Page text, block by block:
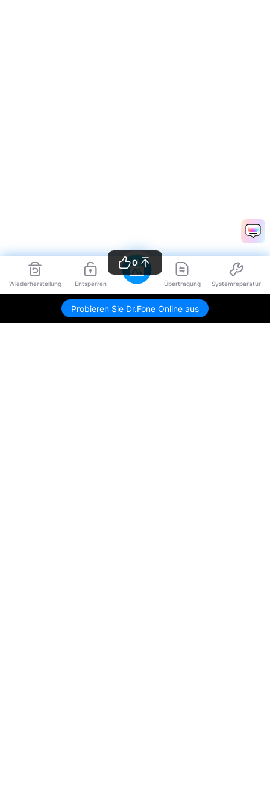
Wiederherstellung Entsperren Übertragung Systemreparatur
Probieren Sie Dr.Fone Online aus
0